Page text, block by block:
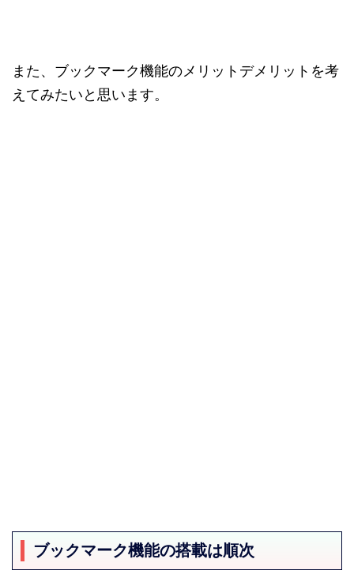
また、ブックマーク機能のメリットデメリットを考
えてみたいと思います。
ブックマーク機能の搭載は順次